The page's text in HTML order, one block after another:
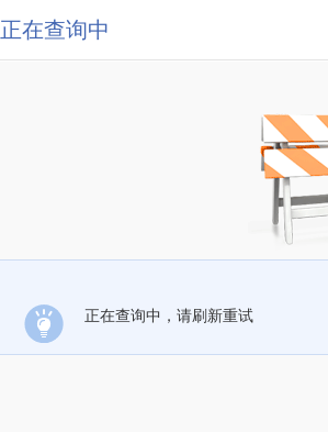
正在查询中
正在查询中，请刷新重试